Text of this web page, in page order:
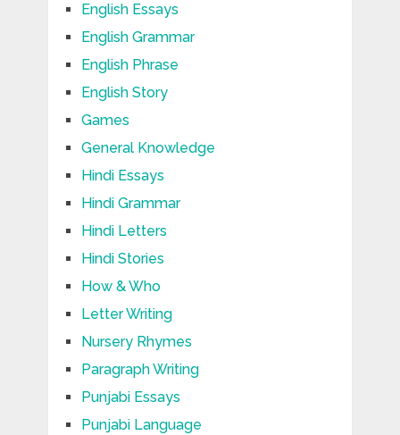
English Essays
English Grammar
English Phrase
English Story
Games
General Knowledge
Hindi Essays
Hindi Grammar
Hindi Letters
Hindi Stories
How & Who
Letter Writing
Nursery Rhymes
Paragraph Writing
Punjabi Essays
Punjabi Language